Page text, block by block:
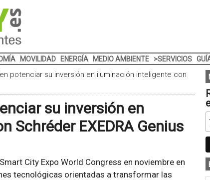
MOVILIDAD ENERGÍA MEDIO AMBIENTE >SERVICIOS
potenciar su inversión en iluminación inteligente con
su inversión en
Schréder EXEDRA Genius
City Expo World Congress en noviembre en
tecnológicas orientadas a transformar las